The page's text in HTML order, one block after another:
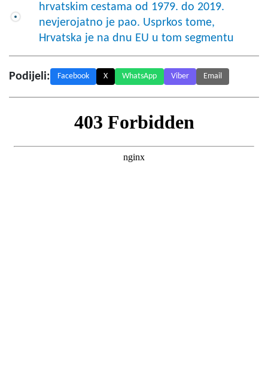
hrvatskim cestama od 1979. do 2019.
nevjerojatno je pao. Usprkos tome,
Hrvatska je na dnu EU u tom segmentu
Podijeli: Facebook X WhatsApp Viber Email